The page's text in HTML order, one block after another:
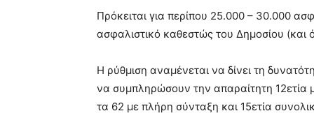
Πρόκειται για περίπου 25.000 – 30.000
ασφαλιστικό καθεστώς του Δημοσίου (και
Η ρύθμιση αναμένεται να δίνει τη
να συμπληρώσουν την απαραίτητη 12ετία
τα 62 με πλήρη σύνταξη και 15ετία